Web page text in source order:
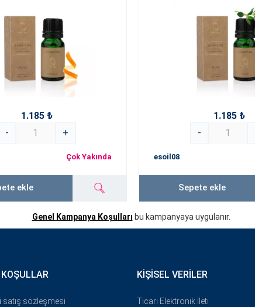
1.185 ₺
-
+
Çok Yakında
ekle
1.185 ₺
-
esoil08
Sepete ekle
Genel Kampanya Koşulları bu kampanyaya uygulanır.
satış sözleşmesi
KIŞISEL VERILER
Ticari Elektronik İleti